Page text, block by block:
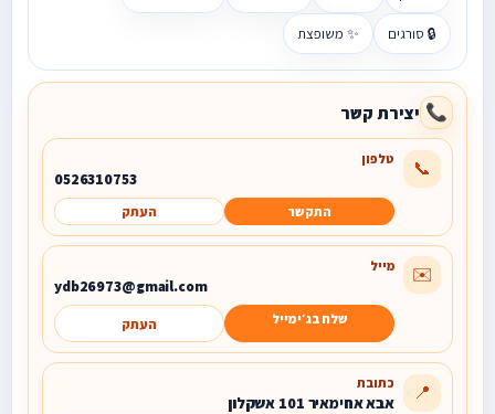
🔒 סורגים ✨ משופצת
📞 יצירת קשר
📞 טלפון
0526310753
התקשר העתק
✉️ מייל
ydb26973@gmail.com
שלח בג׳ימייל העתק
📍 כתובת
אבא אחימאיר 101 אשקלון